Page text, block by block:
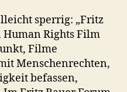
sperrig: „Fritz
Human Rights Film
Filme
Menschenrechten,
befassen,